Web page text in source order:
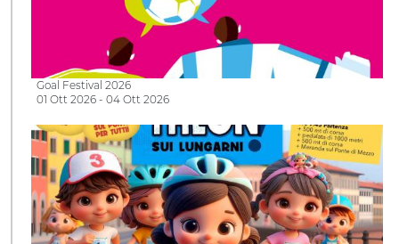
Goal Festival 2026
01 Ott 2026 - 04 Ott 2026